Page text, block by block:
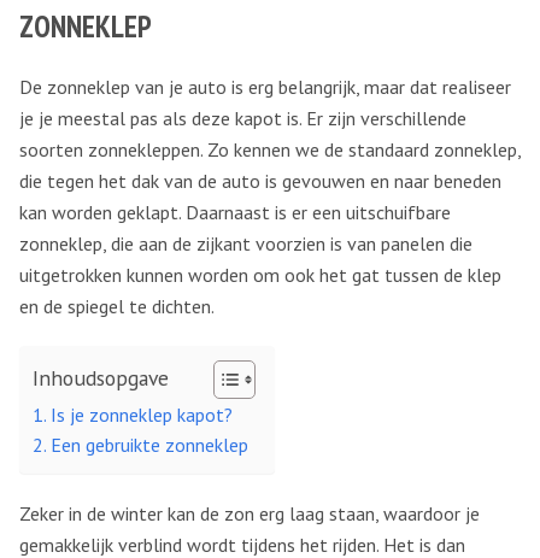
ZONNEKLEP
De zonneklep van je auto is erg belangrijk, maar dat realiseer
je je meestal pas als deze kapot is. Er zijn verschillende
soorten zonnekleppen. Zo kennen we de standaard zonneklep,
die tegen het dak van de auto is gevouwen en naar beneden
kan worden geklapt. Daarnaast is er een uitschuifbare
zonneklep, die aan de zijkant voorzien is van panelen die
uitgetrokken kunnen worden om ook het gat tussen de klep
en de spiegel te dichten.
Inhoudsopgave
Is je zonneklep kapot?
Een gebruikte zonneklep
Zeker in de winter kan de zon erg laag staan, waardoor je
gemakkelijk verblind wordt tijdens het rijden. Het is dan